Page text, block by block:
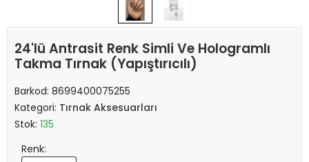
24'lü Antrasit Renk Simli Ve Hologramlı
Takma Tırnak (Yapıştırıcılı)
Barkod: 8699400075255
Kategori: Tırnak Aksesuarları
Stok: 135
Renk: